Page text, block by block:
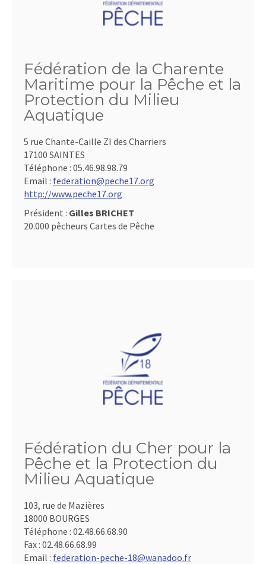
Fédération de la Charente
Maritime pour la Pêche et la
Protection du Milieu
Aquatique
5 rue Chante-Caille ZI des Charriers
17100 SAINTES
Téléphone : 05.46.98.98.79
Email : federation@peche17.org
http://www.peche17.org
Président : Gilles BRICHET
20.000 pêcheurs Cartes de Pêche
Fédération du Cher pour la
Pêche et la Protection du
Milieu Aquatique
103, rue de Mazières
18000 BOURGES
Téléphone : 02.48.66.68.90
Fax : 02.48.66.68.99
Email : federation-peche-18@wanadoo.fr